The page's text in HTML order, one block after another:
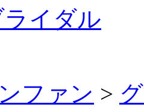
イダル
ファン >